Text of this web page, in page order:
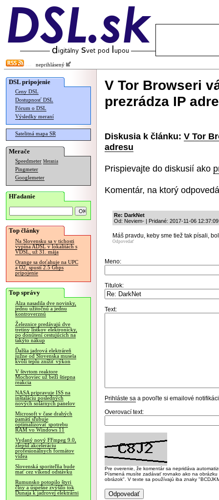
neprihlásený
DSL pripojenie
Ceny DSL
Dostupnosť DSL
Fórum o DSL
Výsledky meraní
Satelitná mapa SR
Merače
Speedmeter Merania
Pingmeter
Googlemeter
Hľadanie
Top články
Na Slovensku sa v tichosti
vypína ADSL v lokalitách s
VDSL, už 31. mája
Orange sa doťahuje na UPC
a O2, spustí 2.5 Gbps
pripojenie
Top správy
Alza nasadila dve novinky,
jednu užitočnú a jednu
kontroverznú
Železnice predávajú dve
tretiny lístkov elektronicky,
po donútení cestujúcich na
takýto nákup
Ďalšia jadrová elektráreň
južne od Slovenska musela
kvôli teplu znížiť výkon
V štvrtom reaktore
Mochoviec už beží štiepna
reakcia
NASA pripravuje ISS na
inštaláciu posledných
nových solárnych panelov
Microsoft v čase drahých
pamätí sľubuje
optimalizovať spotrebu
RAM vo Windows 11
Vydaný nový FFmpeg 9.0,
zlepšil akceleráciu
profesionálnych formátov
videa
Slovenská sporiteľňa bude
mať cez víkend odstávku
Rumunsko potopilo štyri
člny a úspešne zvýšilo tok
Dunaja k jadrovej elektrárni
V Tor Browseri
prezrádza IP
Diskusia k článku: V Tor
adresu
Prispievajte do diskusií ako
Komentár, na ktorý
Re: DarkNet
Od: Neviem- | Pridané: 2017-11-06 12:37:09
Máš pravdu, keby sme tiež tak písali,
Odpovedať
Meno:
Titulok:
Text:
Prihláste sa a povoľte si emailové
Overovací text:
Pre overenie, že komentár sa nepridáva
Písmená musíte zadávať rovnako ako na
obrázok". V texte sa používajú iba znaky